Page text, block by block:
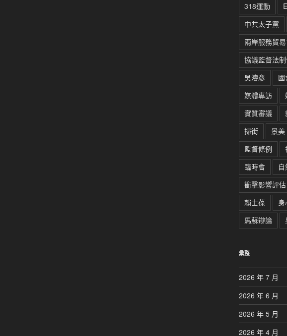
318運動
中共太子黨
兩岸服務貿
協議監督法
吳濬彥
國
媒體專訪
實質審議
掃街
景美
監督條例
臨時會
衝擊影響評估
賴士葆
身
馬蘇辯論
彙整
2026 年 7 月
2026 年 6 月
2026 年 5 月
2026 年 4 月